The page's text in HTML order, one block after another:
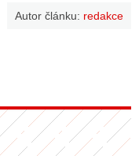
Autor článku: redakce